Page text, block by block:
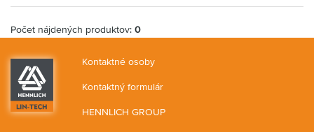
Počet nájdených produktov: 0
Kontaktné osoby
Kontaktný formulár
HENNLICH GROUP